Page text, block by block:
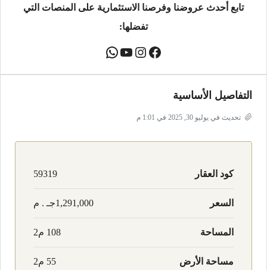
تابع أحدث عروضنا وفرصنا الاستثمارية على المنصات التي
تفضلها:
التفاصيل الأساسية
تحديث في يوليو 30, 2025 في 1:01 م
كود العقار 59319
السعر 1,291,000جـ . م
المساحة 108 م2
مساحة الأرض 55 م2